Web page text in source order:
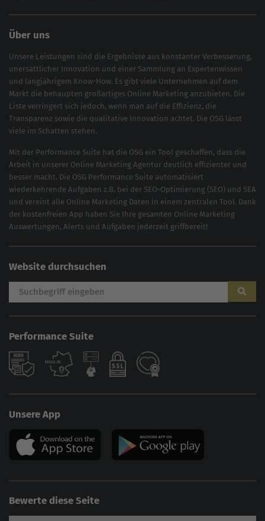
Über uns
Unsere Leistungen sind die Ergebnisse aus konstanter Verbesserung,
unersättlicher Innovation und einer Sammlung an Expertenwissen
und langjährigem Know-How. Es gibt viele Unternehmen auf dem
Markt die behaupten großartiges Online Marketing anzubieten. Die
Liste verringert sich jedoch, wenn man auf die Effizienz, die
Transparenz sowie die qualitative Innovation achtet. Die OSG lässt
viele im Schatten stehen.
Mit der Performance Suite hat die OSG ein Tool geschaffen, dass die
Arbeit in unserer Online Marketing Agentur deutlich effizienter und
besser macht. Die OSG Performance Suite automatisiert
wiederkehrende Aufgaben z.B. bei der SEO-Optimierung (SEO) und SEA
und vereint alle Online Marketing Daten in einem zentralen Tool. Dank
der kostenfreien App haben Sie Ihre gesamten Online Marketing
Auswertungen, Alerts und Aufgaben jederzeit griffbereit!
Website durchsuchen
Performance Suite
Unsere App
Bewerte diese Seite